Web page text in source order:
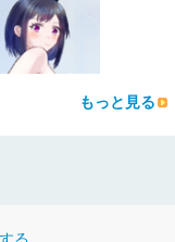
もっと見る